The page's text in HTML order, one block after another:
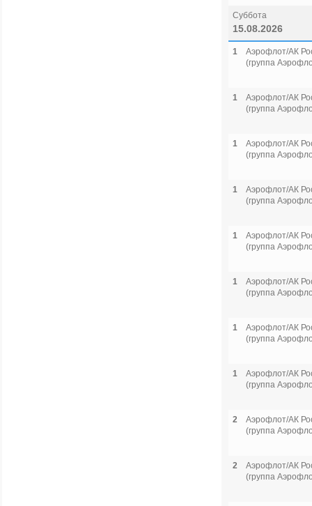
Суббота
15.08.2026
1
Аэрофлот/АК
(группа
1
Аэрофлот/АК
(группа
1
Аэрофлот/АК
(группа
1
Аэрофлот/АК
(группа
1
Аэрофлот/АК
(группа
1
Аэрофлот/АК
(группа
1
Аэрофлот/АК
(группа
1
Аэрофлот/АК
(группа
2
Аэрофлот/АК
(группа
2
Аэрофлот/АК
(группа